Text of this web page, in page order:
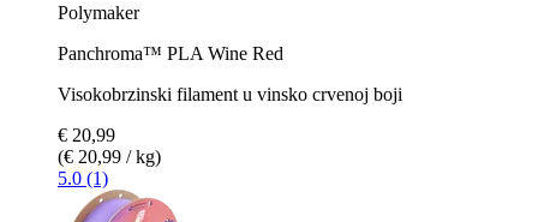
Polymaker
Panchroma™ PLA Wine Red
Visokobrzinski filament u vinsko crvenoj boji
€ 20,99
(€ 20,99 / kg)
5.0 (1)